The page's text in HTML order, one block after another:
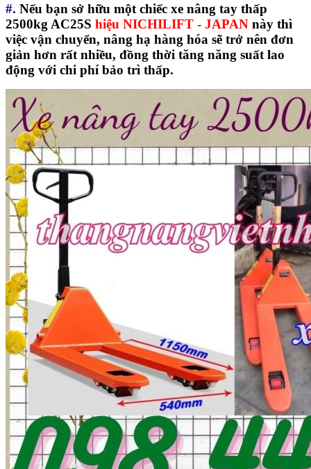
#. Nếu bạn sở hữu một chiếc xe nâng tay thấp
2500kg AC25S hiệu NICHILIFT - JAPAN này thì
việc vận chuyển, nâng hạ hàng hóa sẽ trở nên đơn
giản hơn rất nhiều, đồng thời tăng năng suất lao
động với chi phí bảo trì thấp.